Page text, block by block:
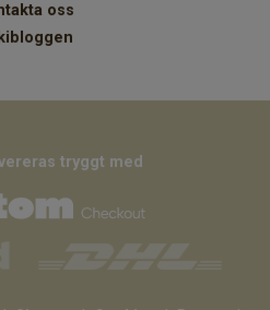
oss
tryggt med